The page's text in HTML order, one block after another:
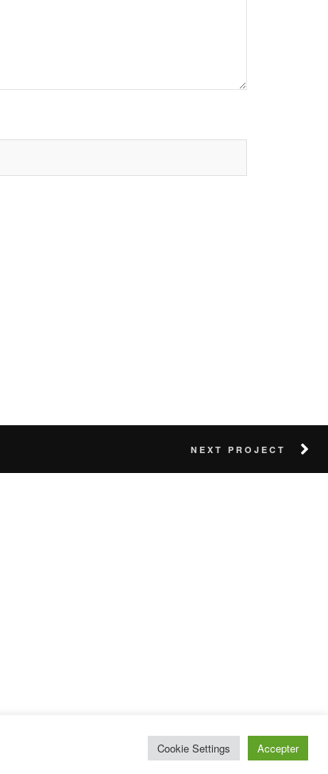
NEXT PROJECT
Cookie Settings Accepter